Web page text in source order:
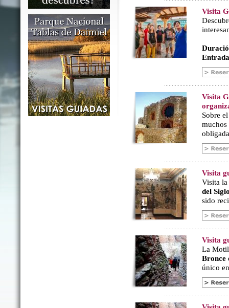
Visita
Visita
Sobre
Visita
Visita la
del
sido
Visita
La
Bronce
único